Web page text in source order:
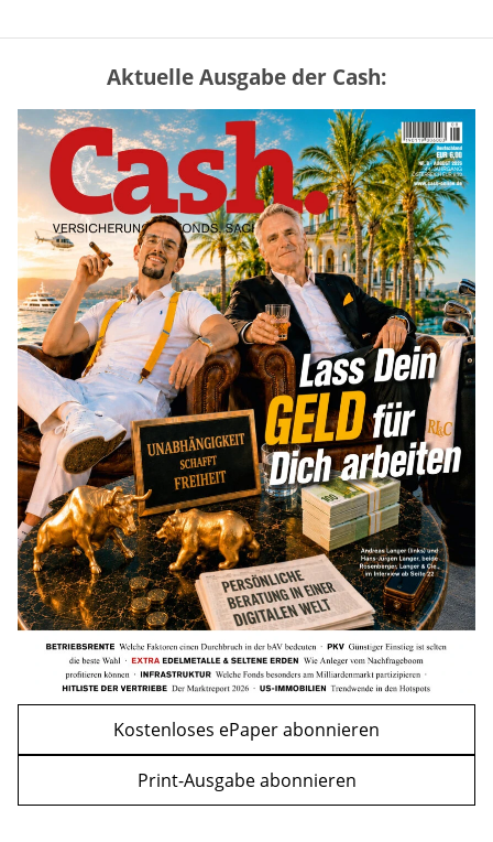
WEITERE ARTIKEL
zurückweiter
Mütterrente III Tabelle: So viel Renten-
Nachzahlung ist pro Kind möglich
mehr
„Jung kauft Alt“ 2026: Neue Förderung im
Überblick – Tabelle mit Kreditbeträgen
und Einkommensgrenzen
mehr
Bitcoin im Wartemodus: Fed und CLARITY
Act geben die Richtung vor
mehr
Aktuelle Ausgabe der Cash:
Kostenloses ePaper abonnieren
Print-Ausgabe abonnieren